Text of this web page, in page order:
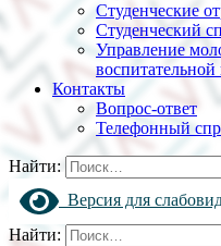
Студенческие
Студенческий
Управление
воспитательной
Контакты
Вопрос-ответ
Телефонный
Найти:
Версия для
Найти: